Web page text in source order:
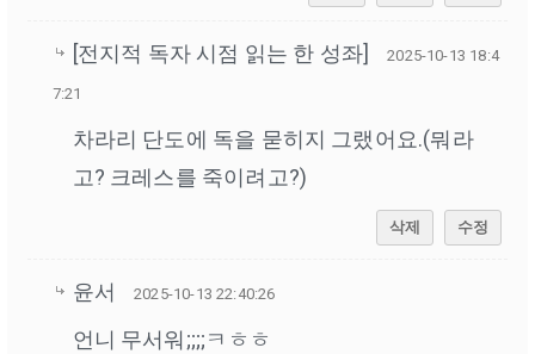
[전지적 독자 시점 읽는 한 성좌] 2025-10-13 18:4
7:21
차라리 단도에 독을 묻히지 그랬어요.(뭐라
고? 크레스를 죽이려고?)
삭제 수정
윤서 2025-10-13 22:40:26
언니 무서워;;;;ㅋㅎㅎ